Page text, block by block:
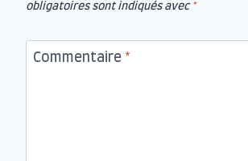
obligatoires sont indiqués avec *
Commentaire *